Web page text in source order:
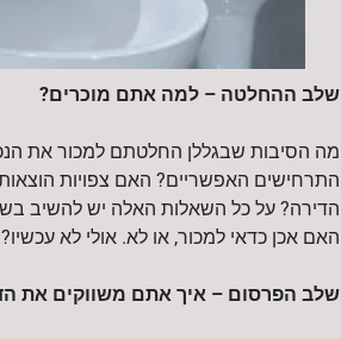
שלב ההחלטה – למה אתם מוכרים?
מה הסיבות שבגללן החלטתם למכור את
התרחישים האפשריים? האם צפויות
הדירה? על כל השאלות האלה יש להשיב
האם אכן כדאי למכור, או לא. אולי לא עכשיו?
שלב הפרסום – איך אתם משווקים את